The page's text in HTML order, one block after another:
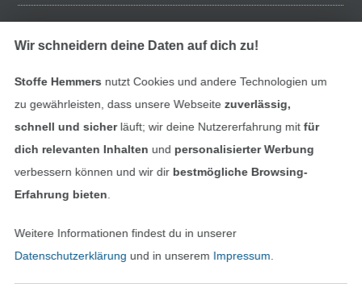
Finde mehr Inspiration
Nederlands
In den niederländischen
Français
In den
Wir schneidern deine Daten auf dich zu!
Stoffe Hemmers nutzt Cookies und andere Technologien um
zu gewährleisten, dass unsere Webseite zuverlässig,
schnell und sicherläuft; wir deine Nutzererfahrung mitfür
dich relevanten Inhalten und personalisierter Werbung
verbessern können und wir dir bestmögliche Browsing-
Erfahrung bieten
Weitere Informationen findest du in unserer
Datenschutzerklärung und in unserem Impressum